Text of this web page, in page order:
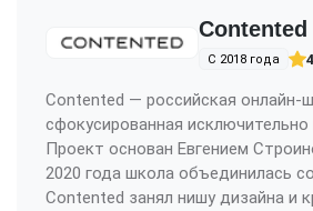
Contented
С 2018 года
Contented — российская онлайн-
сфокусированная исключительно
Проект основан Евгением
2020 года школа объединилась
Contented занял нишу дизайна и